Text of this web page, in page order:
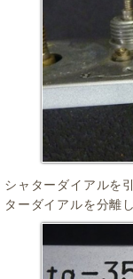
シャターダイアルを
ターダイアルを分離